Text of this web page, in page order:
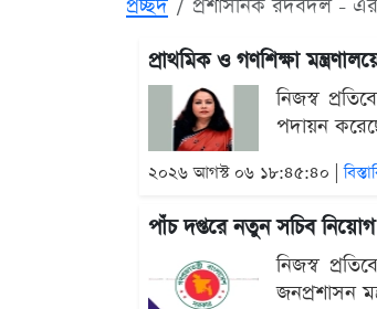
প্রচ্ছদ প্রশাসনিক রদবদল -
প্রাথমিক ও গণশিক্ষা
নিজস্ব
পদায়ন
২০২৬ আগস্ট ০৬ ১৮:৪৫:৪০ |
পাঁচ দপ্তরে নতুন সচিব
নিজস্ব
জনপ্রশাসন